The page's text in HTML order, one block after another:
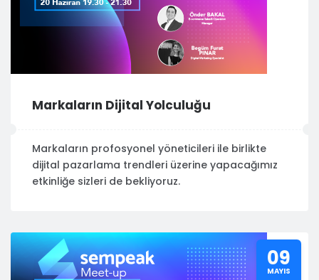
Markaların Dijital Yolculuğu
Markaların profosyonel yöneticileri ile birlikte
dijital pazarlama trendleri üzerine yapacağımız
etkinliğe sizleri de bekliyoruz.
09
MAYIS